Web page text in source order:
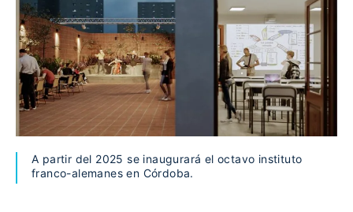
A partir del 2025 se inaugurará el octavo instituto
franco-alemanes en Córdoba.